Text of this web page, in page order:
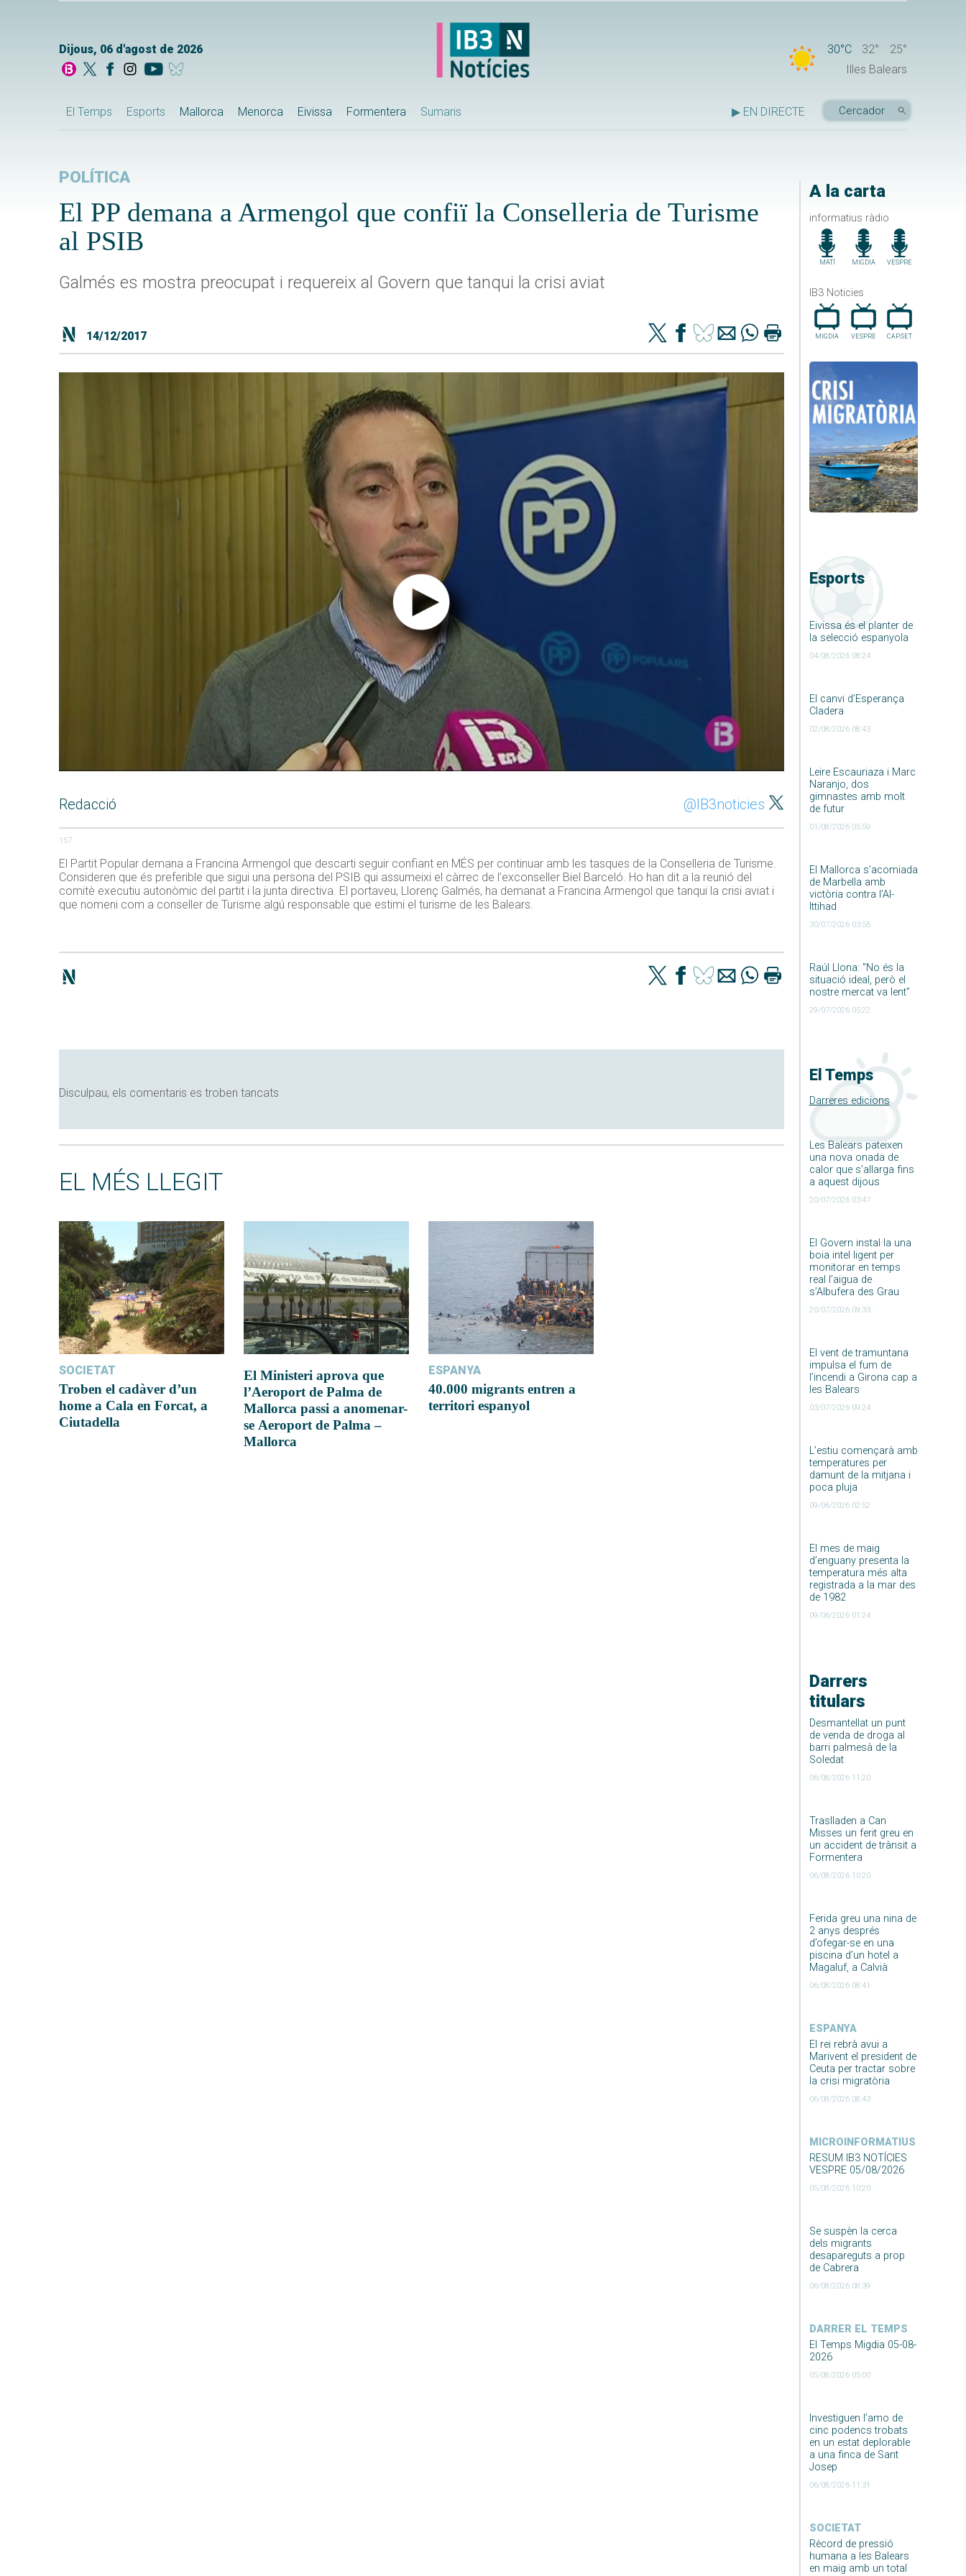
Dijous, 06 d'agost de 2026 30°C 32°
25°
Illes Balears
El Temps Esports Mallorca Menorca Eivissa Formentera Sumaris ▶ EN DIRECTE
A la carta
informatius ràdio
MATÍ MIGDIA VESPRE
IB3 Noticies
MIGDIA VESPRE CAP.SET
Esports
Eivissa és el planter de
la selecció espanyola
04/08/2026 08:24
El canvi d’Esperança
Cladera
02/08/2026 08:43
Leire Escauriaza i Marc
Naranjo, dos
gimnastes amb molt
de futur
01/08/2026 05:59
El Mallorca s’acomiada
de Marbella amb
victòria contra l’Al-
Ittihad
30/07/2026 03:56
Raúl Llona: ”No és la
situació ideal, però el
nostre mercat va lent”
29/07/2026 05:22
El Temps
Darreres edicions
Les Balears pateixen
una nova onada de
calor que s’allarga fins
a aquest dijous
20/07/2026 03:47
El Govern instal·la una
boia intel·ligent per
monitorar en temps
real l’aigua de
s’Albufera des Grau
20/07/2026 09:33
El vent de tramuntana
impulsa el fum de
l’incendi a Girona cap a
les Balears
03/07/2026 09:24
L’estiu començarà amb
temperatures per
damunt de la mitjana i
poca pluja
09/06/2026 02:52
El mes de maig
d’enguany presenta la
temperatura més alta
registrada a la mar des
de 1982
09/06/2026 01:24
Darrers
titulars
Desmantellat un punt
de venda de droga al
barri palmesà de la
Soledat
06/08/2026 11:20
Traslladen a Can
Misses un ferit greu en
un accident de trànsit a
Formentera
06/08/2026 10:20
Ferida greu una nina de
2 anys després
d’ofegar-se en una
piscina d’un hotel a
Magaluf, a Calvià
06/08/2026 08:41
ESPANYA
El rei rebrà avui a
Marivent el president de
Ceuta per tractar sobre
la crisi migratòria
06/08/2026 08:43
MICROINFORMATIUS
RESUM IB3 NOTÍCIES
VESPRE 05/08/2026
05/08/2026 10:20
Se suspèn la cerca
dels migrants
desapareguts a prop
de Cabrera
06/08/2026 08:39
DARRER EL TEMPS
El Temps Migdia 05-08-
2026
05/08/2026 05:00
Investiguen l’amo de
cinc podencs trobats
en un estat deplorable
a una finca de Sant
Josep
06/08/2026 11:31
SOCIETAT
Rècord de pressió
humana a les Balears
en maig amb un total
POLÍTICA
El PP demana a Armengol que confiï la Conselleria de Turisme
al PSIB
Galmés es mostra preocupat i requereix al Govern que tanqui la crisi aviat
14/12/2017
Redacció @IB3noticies
157
El Partit Popular demana a Francina Armengol que descarti seguir confiant en MÉS per continuar amb les tasques de la Conselleria de Turisme.
Consideren que és preferible que sigui una persona del PSIB qui assumeixi el càrrec de l’exconseller Biel Barceló. Ho han dit a la reunió del
comitè executiu autonòmic del partit i la junta directiva. El portaveu, Llorenç Galmés, ha demanat a Francina Armengol que tanqui la crisi aviat i
que nomeni com a conseller de Turisme algú responsable que estimi el turisme de les Balears.
Disculpau, els comentaris es troben tancats
EL MÉS LLEGIT
SOCIETAT
Troben el cadàver d’un
home a Cala en Forcat, a
Ciutadella
El Ministeri aprova que
l’Aeroport de Palma de
Mallorca passi a anomenar-
se Aeroport de Palma –
Mallorca
ESPANYA
40.000 migrants entren a
territori espanyol